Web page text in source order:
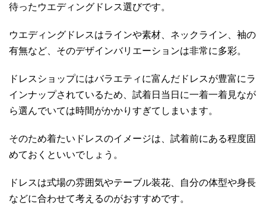
待ったウエディングドレス選びです。
ウエディングドレスはラインや素材、ネックライン、袖の
有無など、そのデザインバリエーションは非常に多彩。
ドレスショップにはバラエティに富んだドレスが豊富にラ
インナップされているため、試着日当日に一着一着見なが
ら選んでいては時間がかかりすぎてしまいます。
そのため着たいドレスのイメージは、試着前にある程度固
めておくといいでしょう。
ドレスは式場の雰囲気やテーブル装花、自分の体型や身長
などに合わせて考えるのがおすすめです。